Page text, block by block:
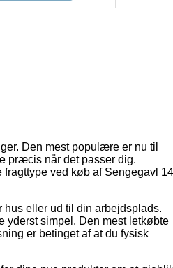
Den mest populære er nu til
præcis når det passer dig.
ved køb af Sengegavl
hus eller ud til din arbejdsplads.
yderst simpel. Den mest letkøbte
er betinget af at du fysisk